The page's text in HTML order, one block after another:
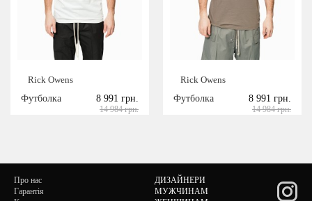
Rick Owens
Футболка
8 991 грн.
14 984 грн.
Rick Owens
Футболка
8 991 грн.
14 984 грн.
Про нас
Гарантія
ДИЗАЙНЕРИ
МУЖЧИНАМ